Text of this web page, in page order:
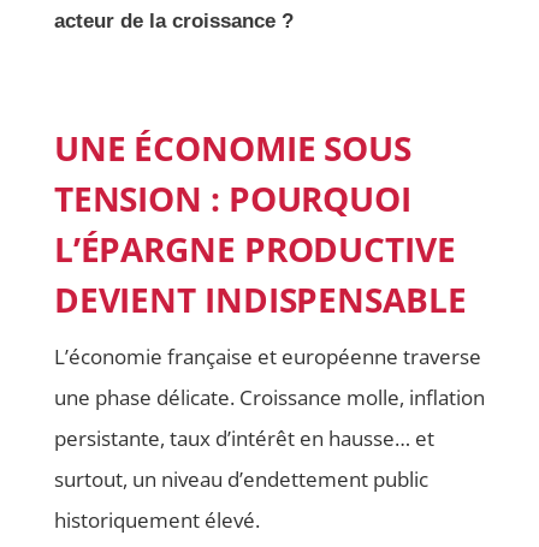
acteur de la croissance ?
UNE ÉCONOMIE SOUS
TENSION : POURQUOI
L’ÉPARGNE PRODUCTIVE
DEVIENT INDISPENSABLE
L’économie française et européenne traverse
une phase délicate. Croissance molle, inflation
persistante, taux d’intérêt en hausse… et
surtout, un niveau d’endettement public
historiquement élevé.